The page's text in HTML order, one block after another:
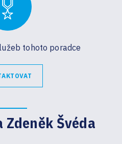
tohoto poradce
Zdeněk Švéda